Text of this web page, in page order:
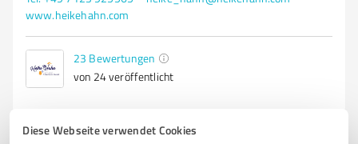
Diese Webseite verwendet Cookies
www.heikehahn.com
23 Bewertungen
von 24 veröffentlicht